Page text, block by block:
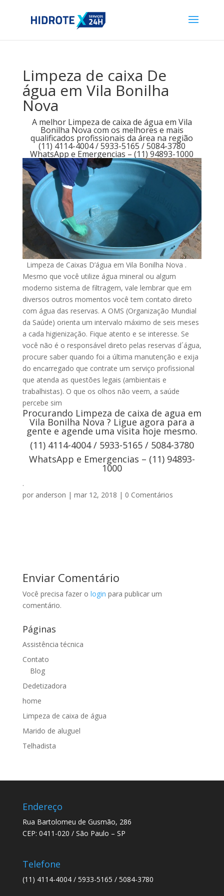
Limpeza de caixa De
água em Vila Bonilha
Nova
A melhor Limpeza de caixa de água em Vila
Bonilha Nova com os melhores e mais
qualificados profissionais da área na região
(11) 4114-4004 / 5933-5165 / 5084-3780
WhatsApp e Emergencias – (11) 94893-1000
Limpeza de Caixas D’água em Vila Bonilha Nova .
Mesmo que você utilize água mineral ou algum
moderno sistema de filtragem, vale lembrar que em
diversos outros momentos você tem contato direto
com água das reservas. A OMS (Organização Mundial
da Saúde) orienta um intervalo máximo de seis meses
a cada higienização. Fique atento e se interesse. Se
você não é o responsável direto pelas reservas d´água,
procure saber quando foi a última manutenção e exija
do encarregado que contrate um serviço profissional
que atenda as questões legais (ambientais e
trabalhistas). O que os olhos não veem, a saúde
percebe sim
Procurando Limpeza de caixa de agua em
Vila Bonilha Nova ? Ligue agora para a
gente e agende uma visita hoje mesmo.
(11) 4114-4004 / 5933-5165 / 5084-3780
WhatsApp e Emergencias – (11) 94893-
1000
.
por anderson | mar 12, 2018 | 0 Comentários
Enviar Comentário
Você precisa fazer o login para publicar um
comentário.
Páginas
Assistência técnica
Contato
Blog
Dedetizadora
home
Limpeza de caixa de água
Marido de aluguel
Telhadista
Endereço
Rua Bartolomeu de Gusmão, 286
CEP: 0411-020 / São Paulo – SP
Telefone
(11) 4114-4004 / 5933-5165 / 5084-3780